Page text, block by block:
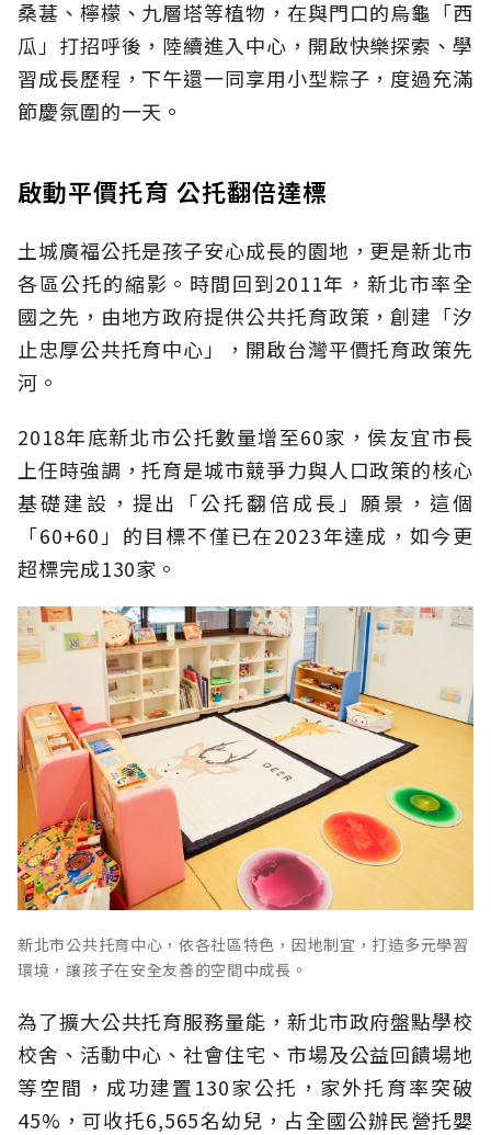
桑葚、檸檬、九層塔等植物，在與門口的烏龜「西
瓜」打招呼後，陸續進入中心，開啟快樂探索、學
習成長歷程，下午還一同享用小型粽子，度過充滿
節慶氛圍的一天。
啟動平價托育 公托翻倍達標
土城廣福公托是孩子安心成長的園地，更是新北市
各區公托的縮影。時間回到2011年，新北市率全
國之先，由地方政府提供公共托育政策，創建「汐
止忠厚公共托育中心」，開啟台灣平價托育政策先
河。
2018年底新北市公托數量增至60家，侯友宜市長
上任時強調，托育是城市競爭力與人口政策的核心
基礎建設，提出「公托翻倍成長」願景，這個
「60+60」的目標不僅已在2023年達成，如今更
超標完成130家。
新北市公共托育中心，依各社區特色，因地制宜，打造多元學習
環境，讓孩子在安全友善的空間中成長。
為了擴大公共托育服務量能，新北市政府盤點學校
校舍、活動中心、社會住宅、市場及公益回饋場地
等空間，成功建置130家公托，家外托育率突破
45%，可收托6,565名幼兒，占全國公辦民營托嬰